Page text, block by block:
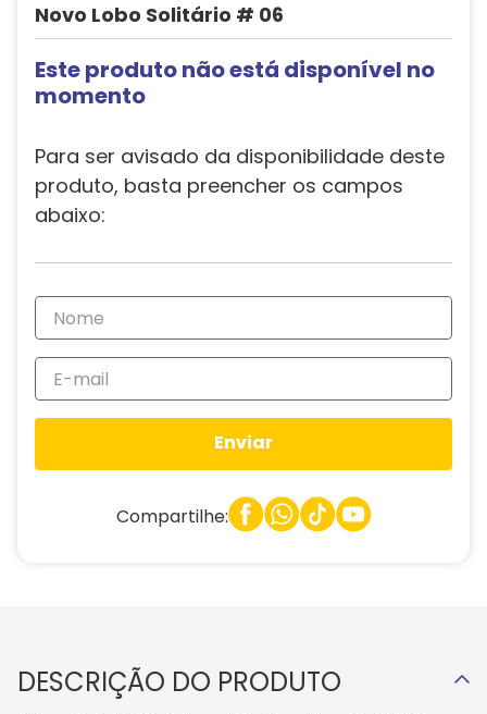
Novo Lobo Solitário # 06
Este produto não está disponível no
momento
Para ser avisado da disponibilidade deste
produto, basta preencher os campos
abaixo:
Enviar
Compartilhe:
DESCRIÇÃO DO PRODUTO